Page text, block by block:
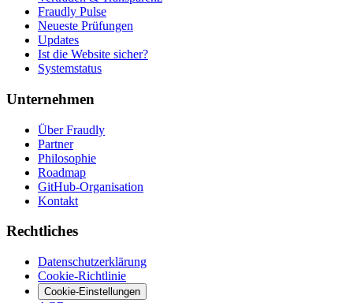
Fraudly Pulse
Neueste Prüfungen
Updates
Ist die Website sicher?
Systemstatus
Unternehmen
Über Fraudly
Partner
Philosophie
Roadmap
GitHub-Organisation
Kontakt
Rechtliches
Datenschutzerklärung
Cookie-Richtlinie
Cookie-Einstellungen